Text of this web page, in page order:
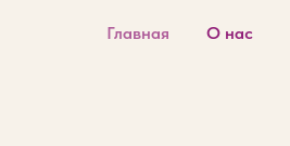
Главная О нас